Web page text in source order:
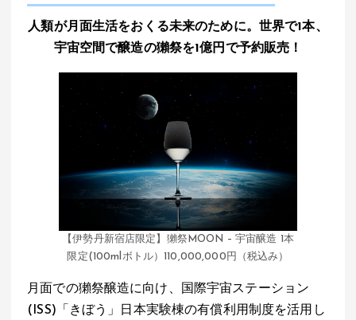
人類が月面生活をおくる未来のために。世界で1本、
宇宙空間で醸造の獺祭を1億円で予約販売！
【伊勢丹新宿店限定】獺祭MOON – 宇宙醸造 1本
限定(100mlボトル）110,000,000円（税込み）
月面での獺祭醸造に向け、国際宇宙ステーション
(ISS)「きぼう」日本実験棟の有償利用制度を活用し